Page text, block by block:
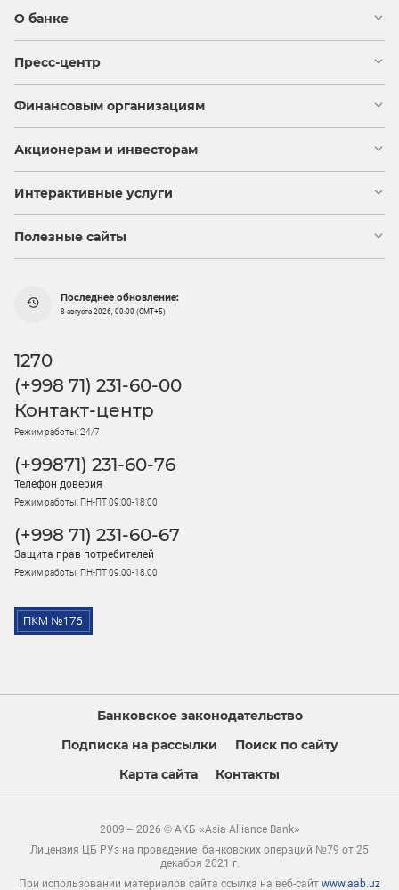
О банке
Пресс-центр
Финансовым организациям
Акционерам и инвесторам
Интерактивные услуги
Полезные сайты
Последнее обновление:
8 августа 2026, 00:00 (GMT+5)
1270
(+998 71) 231-60-00
Контакт-центр
Режим работы: 24/7
(+99871) 231-60-76
Телефон доверия
Режим работы: ПН-ПТ 09:00-18:00
(+998 71) 231-60-67
Защита прав потребителей
Режим работы: ПН-ПТ 09:00-18:00
Банковское законодательство
Подписка на рассылки
Поиск по сайту
Карта сайта
Контакты
2009 – 2026 © АКБ «Asia Alliance Bank»
Лицензия ЦБ РУз на проведение банковских операций №79 от 25
декабря 2021 г.
При использовании материалов сайта ссылка на веб-сайт www.aab.uz